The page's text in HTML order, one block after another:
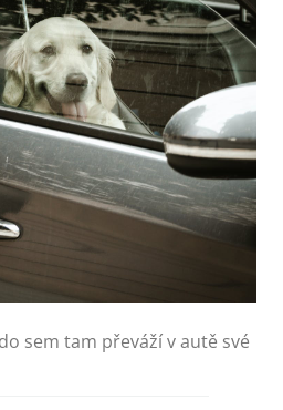
sem tam převáží v autě své